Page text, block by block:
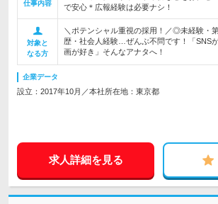
仕事内容
で安心＊広報経験は必要ナシ！
対象と
なる方
＼ポテンシャル重視の採用！／◎未経験・
歴・社会人経験…ぜんぶ不問です！「SNS
画が好き」そんなアナタへ！
企業データ
設立：2017年10月／本社所在地：東京都
求人詳細を見る